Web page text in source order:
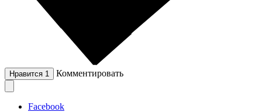
Нравится 1 Комментировать
Facebook